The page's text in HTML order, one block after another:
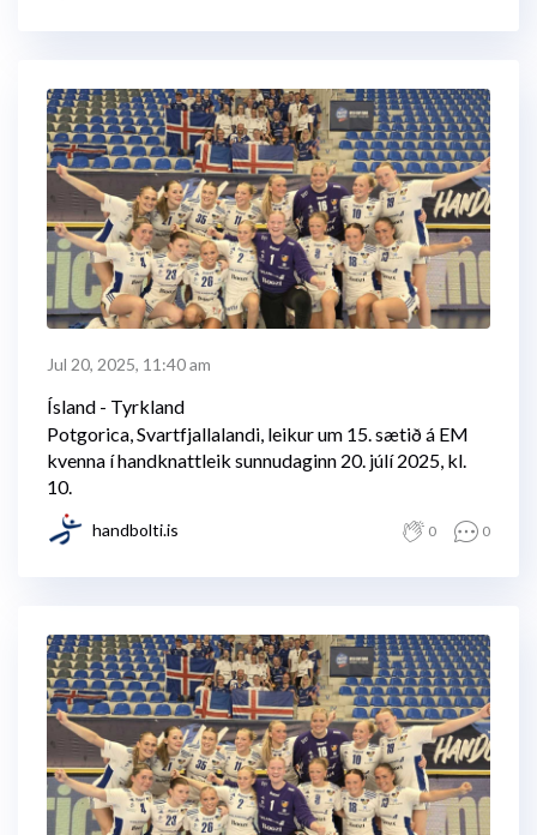
Jul 20, 2025, 11:40 am
Ísland - Tyrkland
Potgorica, Svartfjallalandi, leikur um 15. sætið á EM
kvenna í handknattleik sunnudaginn 20. júlí 2025, kl.
10.
handbolti.is 0 0